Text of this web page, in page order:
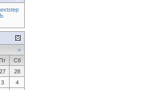
>
Пт
Сб
27
28
3
4